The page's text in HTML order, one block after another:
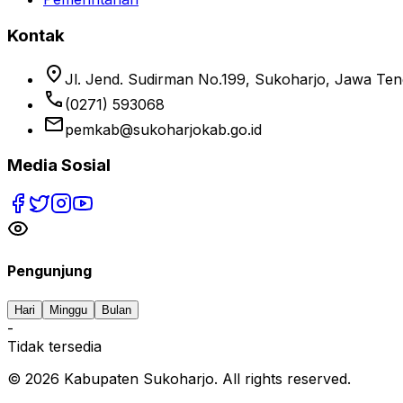
Kontak
location_on Jl. Jend. Sudirman No.199, Sukoharjo, Jawa
phone (0271) 593068
emailpemkab@sukoharjokab.go.id
Media Sosial
Pengunjung
Hari Minggu Bulan
-
Tidak tersedia
© 2026 Kabupaten Sukoharjo. All rights reserved.